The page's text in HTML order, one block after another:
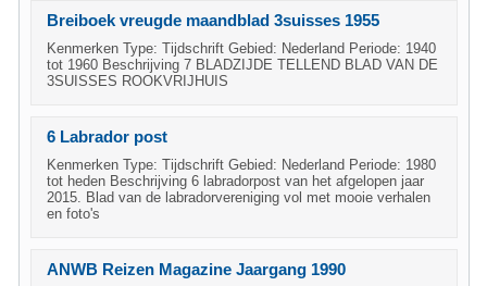
Breiboek vreugde maandblad 3suisses 1955
Kenmerken Type: Tijdschrift Gebied: Nederland Periode: 1940
tot 1960 Beschrijving 7 BLADZIJDE TELLEND BLAD VAN DE
3SUISSES ROOKVRIJHUIS
6 Labrador post
Kenmerken Type: Tijdschrift Gebied: Nederland Periode: 1980
tot heden Beschrijving 6 labradorpost van het afgelopen jaar
2015. Blad van de labradorvereniging vol met mooie verhalen
en foto's
ANWB Reizen Magazine Jaargang 1990